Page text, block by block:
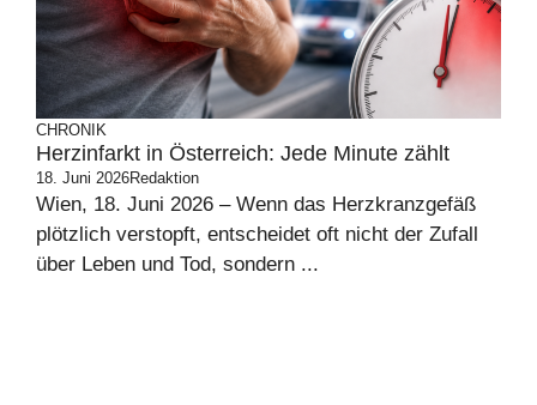
CHRONIK
Herzinfarkt in Österreich: Jede Minute zählt
18. Juni 2026Redaktion
Wien, 18. Juni 2026 – Wenn das Herzkranzgefäß
plötzlich verstopft, entscheidet oft nicht der Zufall
über Leben und Tod, sondern ...